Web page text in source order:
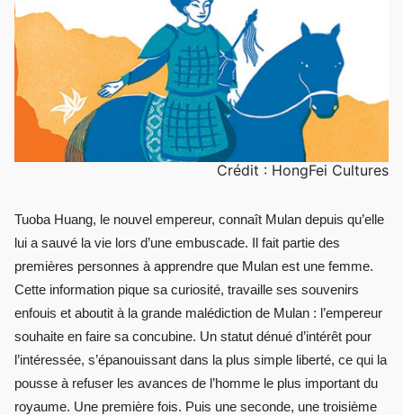
Crédit : HongFei Cultures
Tuoba Huang, le nouvel empereur, connaît Mulan depuis qu’elle
lui a sauvé la vie lors d’une embuscade. Il fait partie des
premières personnes à apprendre que Mulan est une femme.
Cette information pique sa curiosité, travaille ses souvenirs
enfouis et aboutit à la grande malédiction de Mulan : l’empereur
souhaite en faire sa concubine. Un statut dénué d’intérêt pour
l’intéressée, s’épanouissant dans la plus simple liberté, ce qui la
pousse à refuser les avances de l’homme le plus important du
royaume. Une première fois. Puis une seconde, une troisième